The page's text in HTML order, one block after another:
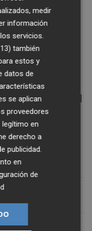
de gasto de
preferida por
se situó
, idéntica
tasa mensual
la lectura
variable
tres décimas
medir
información
servicios.
también
estos y
datos de
se aplican
proveedores
legítimo en
derecho a
publicidad.
en
de